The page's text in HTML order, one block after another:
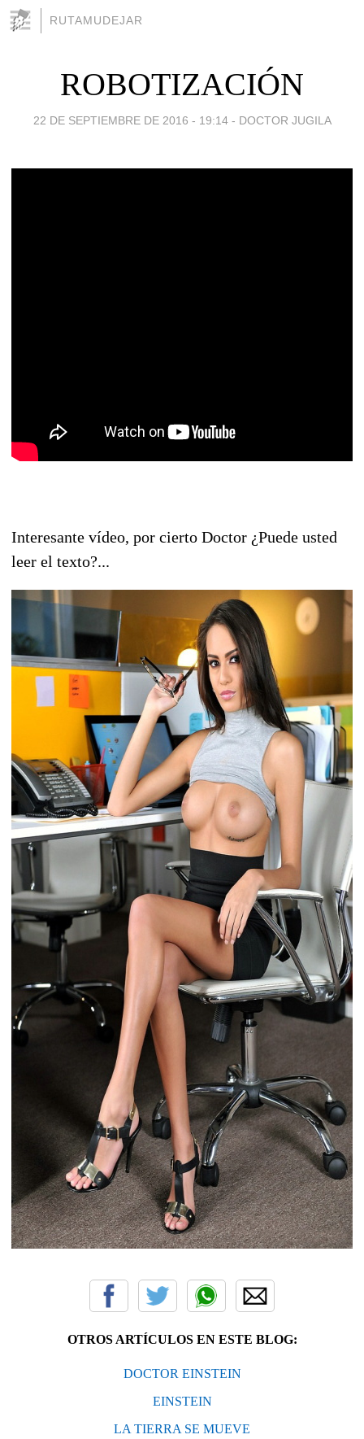
RUTAMUDEJAR
ROBOTIZACIÓN
22 DE SEPTIEMBRE DE 2016 - 19:14 - DOCTOR JUGILA
Interesante vídeo, por cierto Doctor ¿Puede usted
leer el texto?...
OTROS ARTÍCULOS EN ESTE BLOG:
DOCTOR EINSTEIN
EINSTEIN
LA TIERRA SE MUEVE